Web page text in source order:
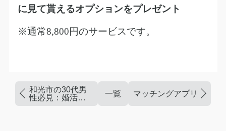
に見て貰えるオプションをプレゼント
※通常8,800円のサービスです。
和光市の30代男
性必見：婚活初
一覧 マッチングアプリで騙さ